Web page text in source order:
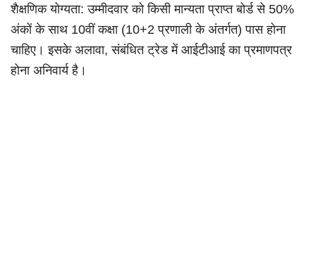
शैक्षणिक योग्यता: उम्मीदवार को किसी मान्यता प्राप्त बोर्ड से 50%
अंकों के साथ 10वीं कक्षा (10+2 प्रणाली के अंतर्गत) पास होना
चाहिए। इसके अलावा, संबंधित ट्रेड में आईटीआई का प्रमाणपत्र
होना अनिवार्य है।